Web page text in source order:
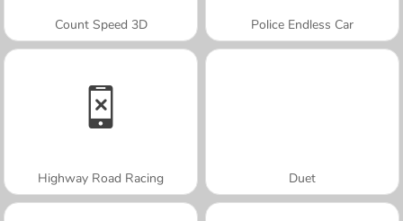
Count Speed 3D Police Endless Car
Highway Road Racing Duet